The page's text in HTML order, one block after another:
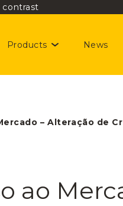
contrast
relations
Products News
– Alteração de
ao